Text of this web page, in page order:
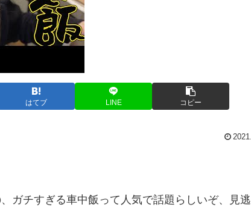
はてブ LINE コピー
ガチすぎる車中飯って人気で話題らしいぞ、見